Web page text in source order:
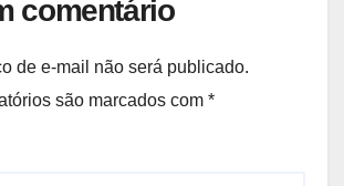
comentário
de e-mail não será publicado.
são marcados com *